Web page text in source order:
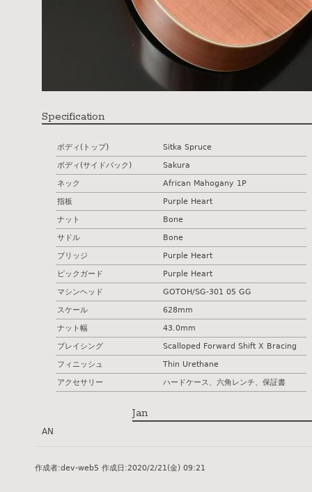
Specification
ボディ(トップ)
Sitka Spruce
ボディ(サイドバック)
Sakura
ネック
African Mahogany 1P
指板
Purple Heart
ナット
Bone
サドル
Bone
ブリッジ
Purple Heart
ピックガード
Purple Heart
マシンヘッド
GOTOH/SG-301 05 GG
スケール
628mm
ナット幅
43.0mm
ブレイシング
Scalloped Forward Shift X Bracing
フィニッシュ
Thin Urethane
アクセサリー
ハードケース、六角レンチ、保証書
Jan
AN
作成者:dev-web5 作成日:2020/2/21(金) 09:21